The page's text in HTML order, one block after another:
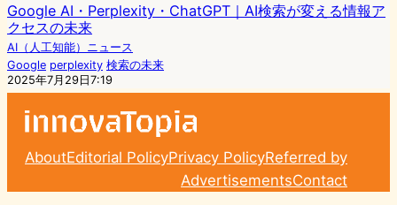
Google AI・Perplexity・ChatGPT｜AI検索が変える情報ア
クセスの未来
AI（人工知能）ニュース
Google perplexity 検索の未来
2025年7月29日7:19
AboutEditorial PolicyPrivacy PolicyReferred by
AdvertisementsContact